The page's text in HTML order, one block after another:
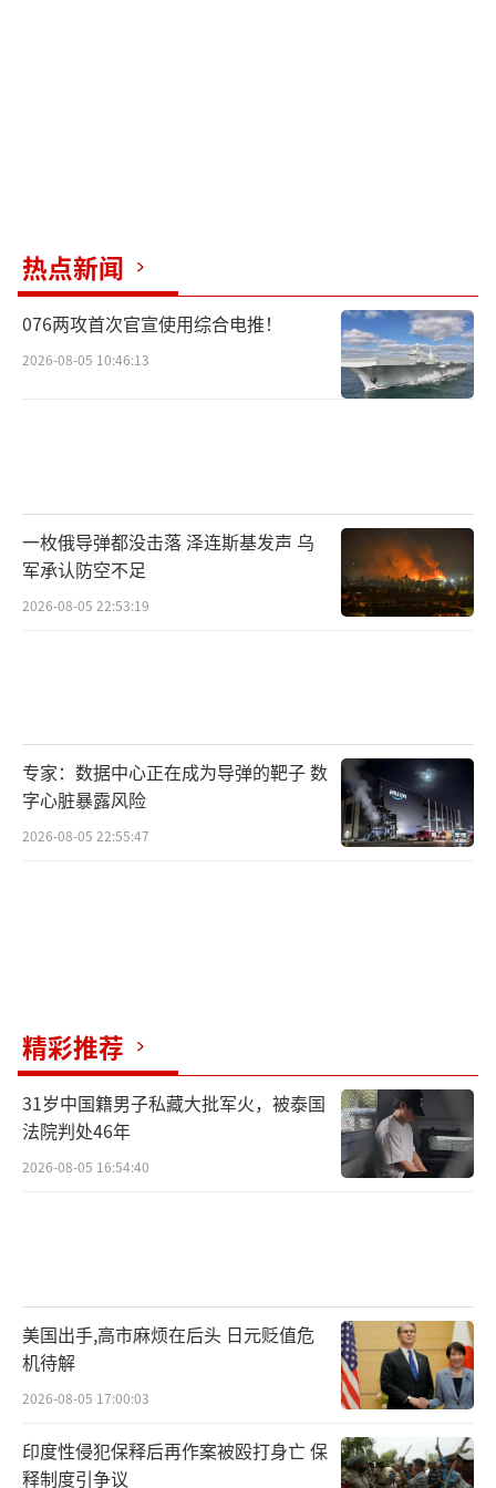
热点新闻
076两攻首次官宣使用综合电推！
2026-08-05 10:46:13
一枚俄导弹都没击落 泽连斯基发声 乌
军承认防空不足
2026-08-05 22:53:19
专家：数据中心正在成为导弹的靶子 数
字心脏暴露风险
2026-08-05 22:55:47
精彩推荐
31岁中国籍男子私藏大批军火，被泰国
法院判处46年
2026-08-05 16:54:40
美国出手,高市麻烦在后头 日元贬值危
机待解
2026-08-05 17:00:03
印度性侵犯保释后再作案被殴打身亡 保
释制度引争议